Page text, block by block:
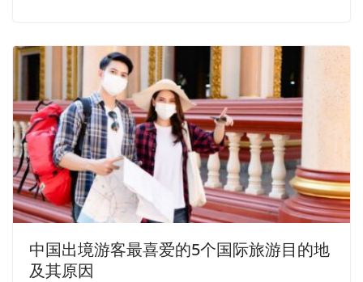
中国出境游客最喜爱的5个国际旅游目的地
及其原因